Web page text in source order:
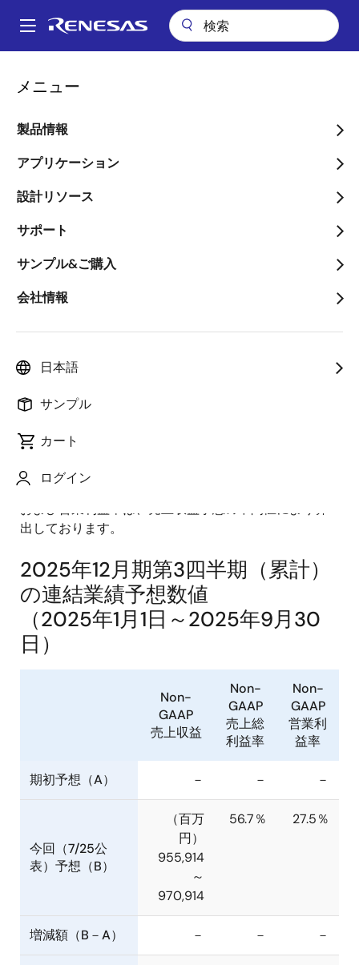
ン
Main
メニュー
製品情報
アプリケーション
設計リソース
サポート
サンプル&ご購入
会社情報
日本語
サンプル
カート
ログイン
パ
ン
く
ず
2025年12月期第3四半期（累計）の連結業績予想を以
下のとおりといたしましたのでお知らせいたします。
当社グループが属する半導体業界では事業環境が短
ついて信頼性の高い数値を的確に算出することが困難
レンジ形式にて開示しております。また、当社グルー
プの恒常的な経営成績の理解に有用な情報を提供する
ために、財務会計上の数値（IFRS）から企業買収など
に関係した非経常的な項目やその他一過性の利益や損
失を一定のルールに基づいて控除もしくは調整した
「Non-GAAPベース」にて売上収益・売上総利益率・
営業利益率を開示しております。なお、売上総利益率
出しております。
2025年12月期第3四半期（累計）
の連結業績予想数値
（2025年1月1日～2025年9月30
日）
Non-
GAAP
売上収益
Non-
GAAP
売上総
利益率
Non-
GAAP
営業利
益率
期初予想（A） － － －
今回（7/25公
表）予想（B）
（百万
円）
955,914
～
970,914
56.7％ 27.5％
増減額（B－A） － － －